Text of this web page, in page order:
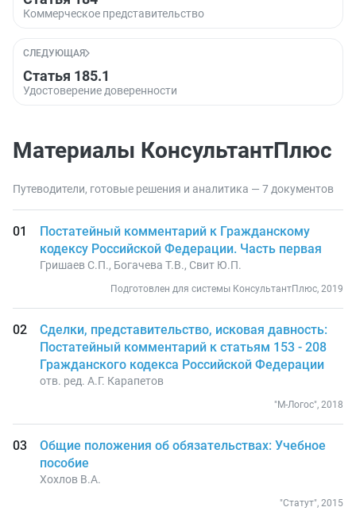
Коммерческое представительство
СЛЕДУЮЩАЯ
Статья 185.1
Удостоверение доверенности
Материалы КонсультантПлюс
Путеводители, готовые решения и аналитика — 7 документов
Постатейный комментарий к Гражданскому
кодексу Российской Федерации. Часть первая
Гришаев С.П., Богачева Т.В., Свит Ю.П.
Подготовлен для системы КонсультантПлюс, 2019
Сделки, представительство, исковая давность:
Постатейный комментарий к статьям 153 - 208
Гражданского кодекса Российской Федерации
отв. ред. А.Г. Карапетов
"М-Логос", 2018
Общие положения об обязательствах: Учебное
пособие
Хохлов В.А.
"Статут", 2015